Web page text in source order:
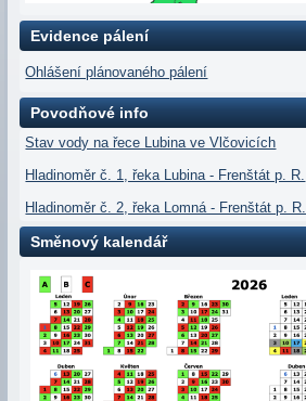
Evidence pálení
Ohlášení plánovaného pálení
Povodňové info
Stav vody na řece Lubina ve Vlčovicích
Hladinoměr č. 1, řeka Lubina - Frenštát p. R.
Hladinoměr č. 2, řeka Lomná - Frenštát p. R.
Směnový kalendář